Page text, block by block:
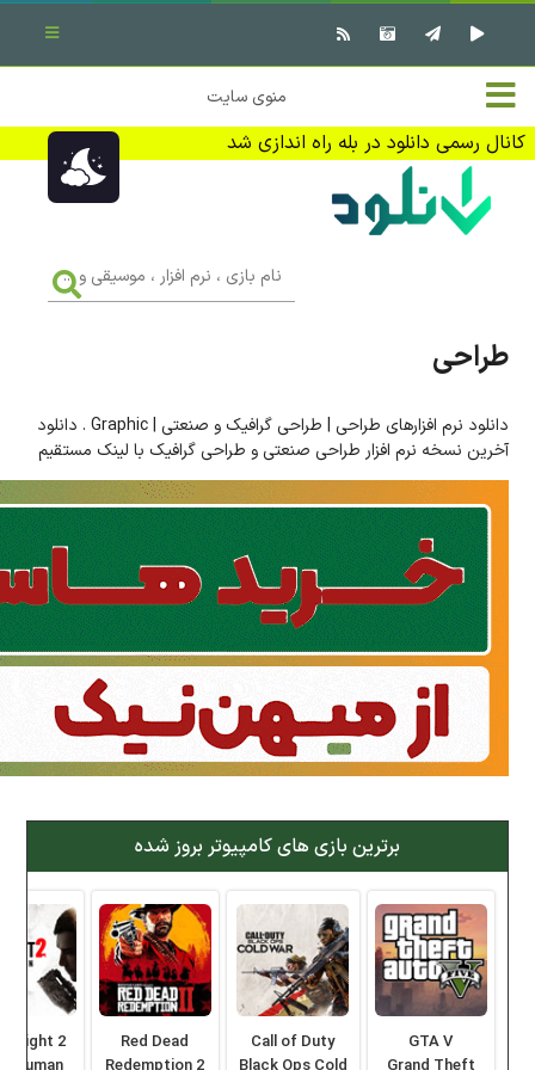
خانه
تماس با ما
تبلیغات
منوی سایت
کانال رسمی دانلود در بله راه اندازی شد
✖ بستن منو
نرم افزار کامپیوتر
بازی کامپیوتر
کتاب
وبلاگ
جهت دریافت آخرین اخبار و اطلاعات ما را در کانال رسمی دانلود در
بله دنبال کنید (ورود)
بازی
،
طراحی
دانلود نرم افزارهای طراحی | طراحی گرافیک و صنعتی | Graphic . دانلود
آخرین نسخه نرم افزار طراحی صنعتی و طراحی گرافیک با لینک مستقیم
برترین بازی های کامپیوتر بروز شده
GTA V
Call of Duty
Red Dead
Light 2